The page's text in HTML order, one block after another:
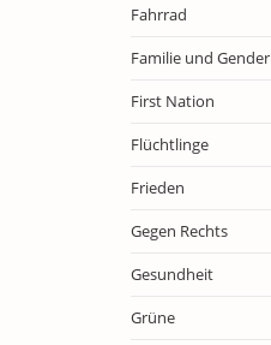
Fahrrad
Familie und Gender
First Nation
Flüchtlinge
Frieden
Gegen Rechts
Gesundheit
Grüne